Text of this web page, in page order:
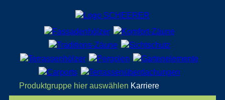
Produktgruppe hier auswählen Karriere